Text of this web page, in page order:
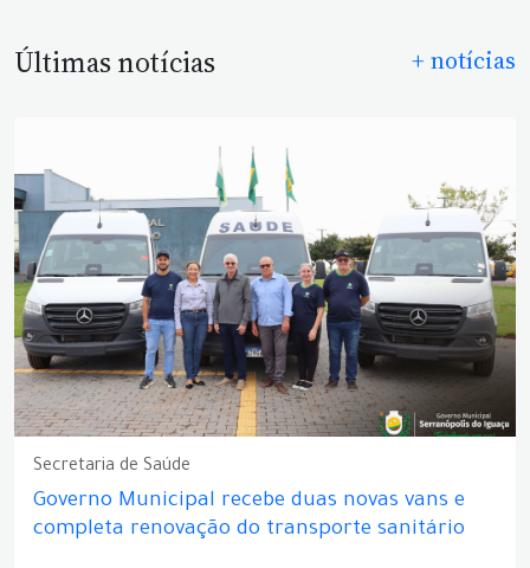
Últimas notícias + notícias
Secretaria de Saúde
Governo Municipal recebe duas novas vans e
completa renovação do transporte sanitário